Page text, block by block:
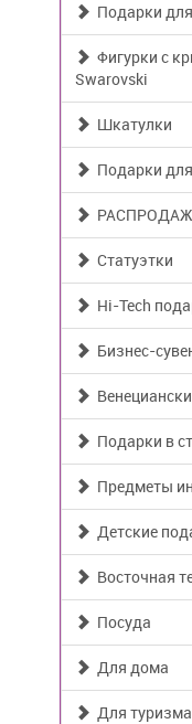
Подарки
Фигурки с
Swarovski
Шкатулки
Подарки
Статуэтки
Hi-Tech
Бизнес-
Подарки в
Предметы
Детские
Восточная
Посуда
Для дома
Для